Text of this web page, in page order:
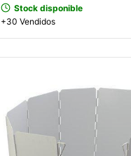
Stock disponible
+30 Vendidos